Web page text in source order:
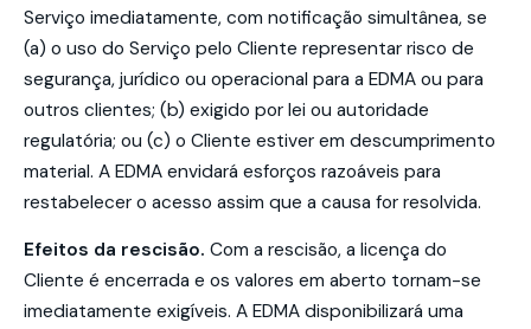
Serviço imediatamente, com notificação simultânea, se
(a) o uso do Serviço pelo Cliente representar risco de
segurança, jurídico ou operacional para a EDMA ou para
outros clientes; (b) exigido por lei ou autoridade
regulatória; ou (c) o Cliente estiver em descumprimento
material. A EDMA envidará esforços razoáveis para
restabelecer o acesso assim que a causa for resolvida.
Efeitos da rescisão. Com a rescisão, a licença do
Cliente é encerrada e os valores em aberto tornam-se
imediatamente exigíveis. A EDMA disponibilizará uma